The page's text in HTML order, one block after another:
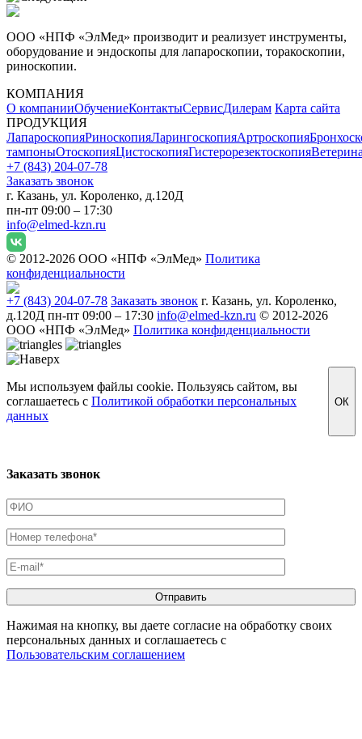
ООО «НПФ «ЭлМед» производит и реализует инструменты,
оборудование и эндоскопы для лапароскопии, торакоскопии,
риноскопии.
КОМПАНИЯ
О компанииОбучениеКонтактыСервисДилерам Карта сайта
ПРОДУКЦИЯ
ЛапароскопияРиноскопияЛарингоскопияАртроскопия
тампоныОтоскопияЦистоскопияГистерорезектоскопия
+7 (843) 204-07-78
Заказать звонок
г. Казань, ул. Короленко, д.120Д
пн-пт 09:00 – 17:30
info@elmed-kzn.ru
© 2012-2026 ООО «НПФ «ЭлМед» Политика
конфиденциальности
+7 (843) 204-07-78 Заказать звонок г. Казань, ул. Короленко,
д.120Д пн-пт 09:00 – 17:30 info@elmed-kzn.ru © 2012-2026
ООО «НПФ «ЭлМед» Политика конфиденциальности
Мы используем файлы cookie. Пользуясь сайтом, вы
соглашаетесь с Политикой обработки персональных
данных
ОК
Заказать звонок
Нажимая на кнопку, вы даете согласие на обработку своих
персональных данных и соглашаетесь с
Пользовательским соглашением